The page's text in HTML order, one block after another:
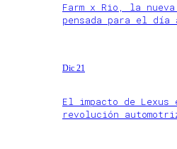
Farm x Rio, la
pensada para el día
Dic 21
El impacto de
revolución